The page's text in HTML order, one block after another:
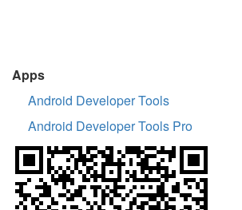
Apps
Android Developer Tools
Android Developer Tools Pro